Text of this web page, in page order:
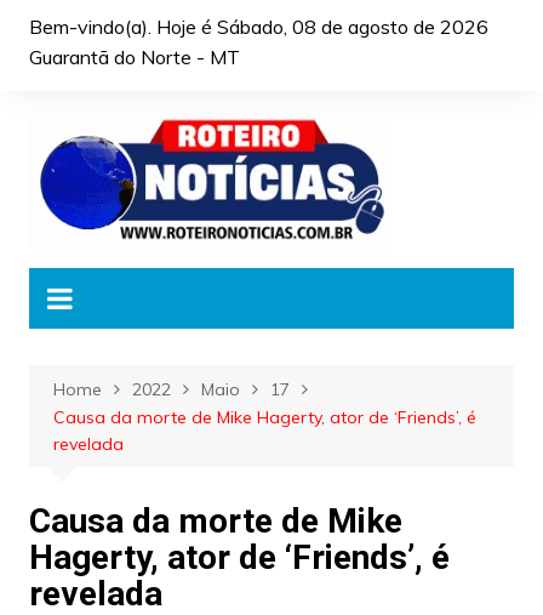
Bem-vindo(a). Hoje é Sábado, 08 de agosto de 2026
Guarantã do Norte - MT
Home 2022 Maio
17
Causa da morte de Mike Hagerty, ator de ‘Friends’, é
revelada
Causa da morte de Mike
Hagerty, ator de ‘Friends’, é
revelada